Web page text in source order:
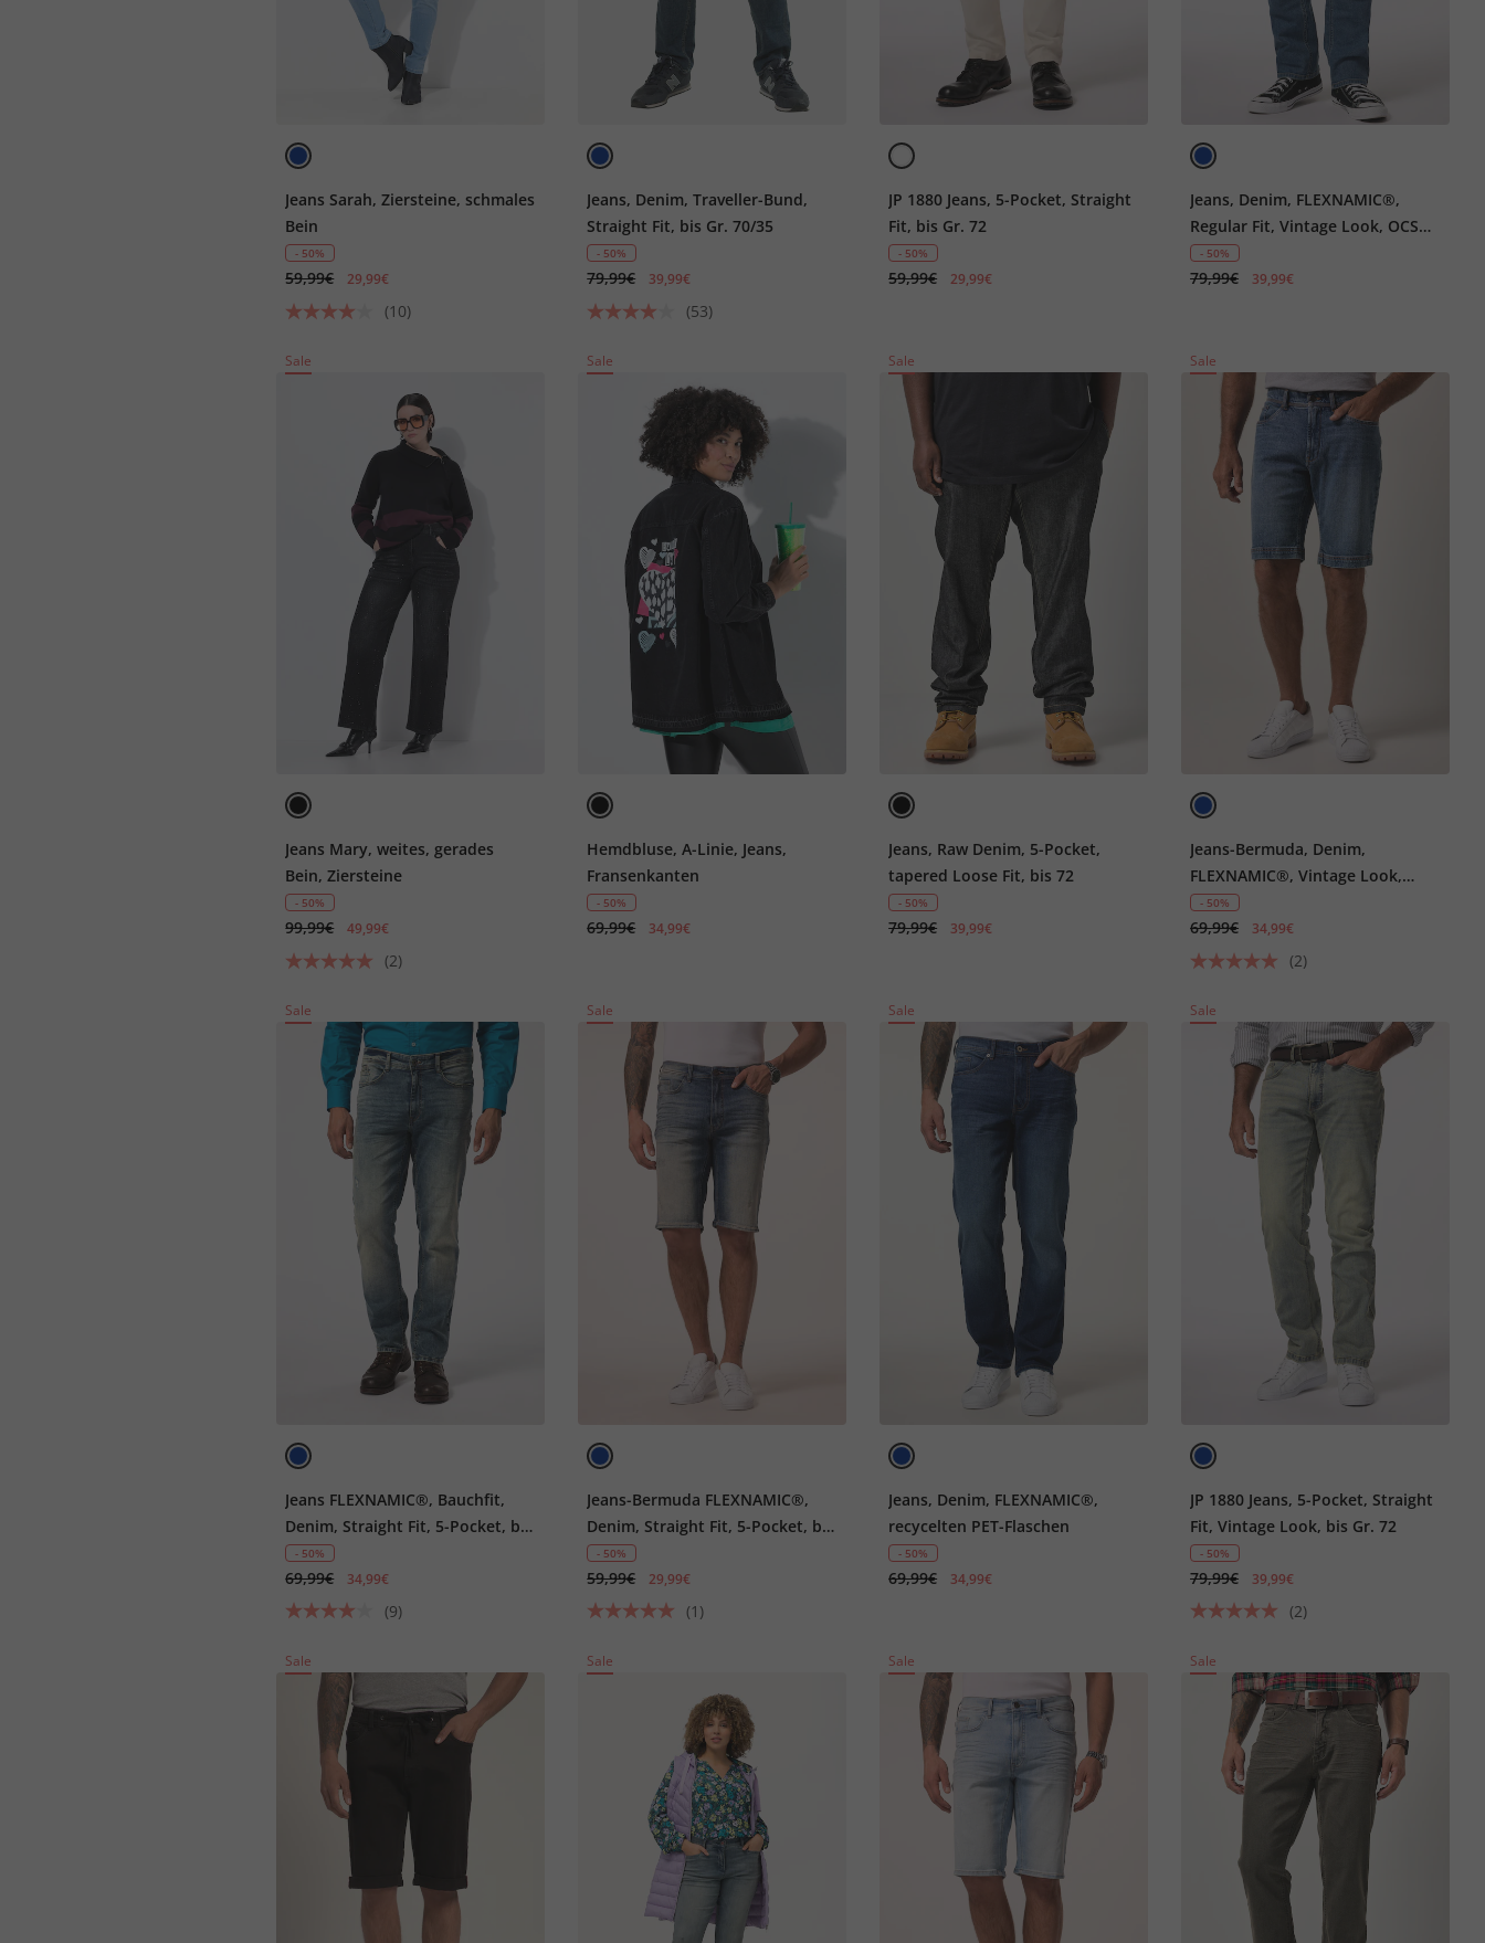
Jeans Sarah, Ziersteine, schmales
Bein
- 50%
59,99€ 29,99€
(10)
Jeans, Denim, Traveller-Bund,
Straight Fit, bis Gr. 70/35
- 50%
79,99€ 39,99€
(53)
JP 1880 Jeans, 5-Pocket, Straight
Fit, bis Gr. 72
- 50%
59,99€ 29,99€
Jeans, Denim, FLEXNAMIC®,
Regular Fit, Vintage Look, OCS
zertifizierte Biobaumwolle, bis
72
- 50%
79,99€ 39,99€
Sale
Jeans Mary, weites, gerades
Bein, Ziersteine
- 50%
99,99€ 49,99€
(2)
Sale
Hemdbluse, A-Linie, Jeans,
Fransenkanten
- 50%
69,99€ 34,99€
Sale
Jeans, Raw Denim, 5-Pocket,
tapered Loose Fit, bis 72
- 50%
79,99€ 39,99€
Sale
Jeans-Bermuda, Denim,
FLEXNAMIC®, Vintage Look,
Loose Fit, 5-Pocket, bis Gr. 72
- 50%
69,99€ 34,99€
(2)
Sale
Jeans FLEXNAMIC®, Bauchfit,
Denim, Straight Fit, 5-Pocket, bis
Gr. 36/72
- 50%
69,99€ 34,99€
(9)
Sale
Jeans-Bermuda FLEXNAMIC®,
Denim, Straight Fit, 5-Pocket, bis
Gr. 72
- 50%
59,99€ 29,99€
(1)
Sale
Jeans, Denim, FLEXNAMIC®,
recycelten PET-Flaschen
- 50%
69,99€ 34,99€
Sale
JP 1880 Jeans, 5-Pocket, Straight
Fit, Vintage Look, bis Gr. 72
- 50%
79,99€ 39,99€
(2)
Sale Sale Sale Sale